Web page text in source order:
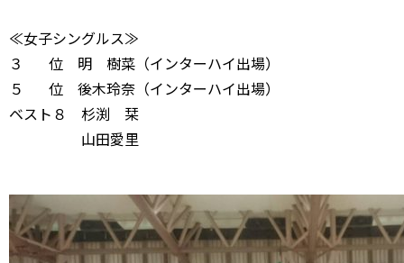
≪女子シングルス≫
３ 位 明 樹菜（インターハイ出場）
５ 位 後木玲奈（インターハイ出場）
ベスト８ 杉渕 栞
山田愛里